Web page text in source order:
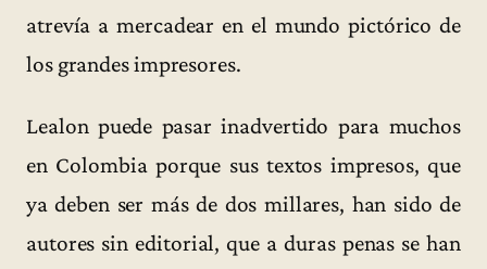
atrevía a mercadear en el mundo pictórico de
los grandes impresores.
Lealon puede pasar inadvertido para muchos
en Colombia porque sus textos impresos, que
ya deben ser más de dos millares, han sido de
autores sin editorial, que a duras penas se han